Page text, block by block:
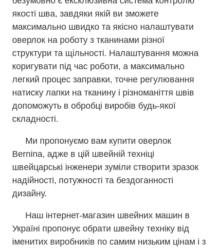
якості шва, завдяки якій ви зможете
максимально швидко та якісно налаштувати
оверлок на роботу з тканинами різної
структури та щільності. Налаштування можна
коригувати під час роботи, а максимально
легкий процес заправки, точне регулювання
натиску лапки на тканину і різноманіття швів
допоможуть в обробці виробів будь-якої
складності.
Ми пропонуємо вам купити оверлок
Bernina, адже в цій швейній техніці
швейцарські інженери зуміли створити зразок
надійності, потужності та бездоганності
дизайну.
Наш інтернет-магазин швейних машин в
Україні пропонує обрати швейну техніку від
іменитих виробників по самим низьким цінам і з